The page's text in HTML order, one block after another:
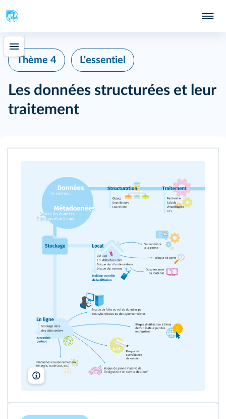
Thème 4 L'essentiel
Les données structurées et leur
traitement